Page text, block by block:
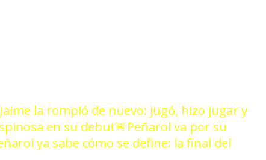
la rompió de nuevo: jugó, hizo jugar y
en su debut🚨Peñarol va por su
ya sabe cómo se define: la final del